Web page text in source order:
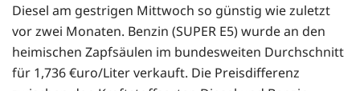
Diesel am gestrigen Mittwoch so günstig wie zuletzt
vor zwei Monaten. Benzin (SUPER E5) wurde an den
heimischen Zapfsäulen im bundesweiten Durchschnitt
für 1,736 €uro/Liter verkauft. Die Preisdifferenz